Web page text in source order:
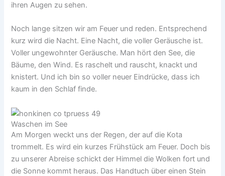
ihren Augen zu sehen.
Noch lange sitzen wir am Feuer und reden. Entsprechend
kurz wird die Nacht. Eine Nacht, die voller Geräusche ist.
Voller ungewohnter Geräusche. Man hört den See, die
Bäume, den Wind. Es raschelt und rauscht, knackt und
knistert. Und ich bin so voller neuer Eindrücke, dass ich
kaum in den Schlaf finde.
Waschen im See
Am Morgen weckt uns der Regen, der auf die Kota
trommelt. Es wird ein kurzes Frühstück am Feuer. Doch bis
zu unserer Abreise schickt der Himmel die Wolken fort und
die Sonne kommt heraus. Das Handtuch über einen Stein